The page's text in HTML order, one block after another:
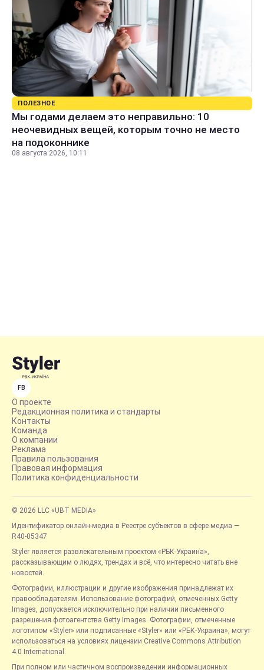
ПОЛЕЗНОЕ
Мы годами делаем это неправильно: 10
неочевидных вещей, которым точно не место
на подоконнике
08 августа 2026, 10:11
FB
О проекте
Редакционная политика и стандарты
Контакты
Команда
О компании
Реклама
Правила пользования
Правовая информация
Политика конфиденциальности
© 2026 LLC «UBT MEDIA»
Идентификатор онлайн-медиа в Реестре субъектов в сфере медиа —
R40-05347
Styler является развлекательным проектом «РБК-Украина»,
рассказывающим о людях, трендах и всё, что интересно читать вне
новостей.
Фотографии, иллюстрации и другие изображения принадлежат их
правообладателям. Использование фотографий, отмеченных Getty
Images, допускается исключительно при наличии письменного
разрешения фотоагентства Getty Images. Фотографии, отмеченные
логотипом «Styler» или подписанные «Styler» или «РБК-Украина», могут
использоваться на условиях лицензии Creative Commons Attribution
4.0 International.
При полном или частичном воспроизведении информационных